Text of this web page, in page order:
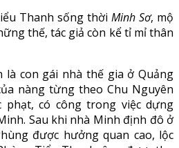
Thanh sống thời Minh Sơ, mộ
thế, tác giả còn kể tỉ mỉ thân
là con gái nhà thế gia ở Quảng
nàng từng theo Chu Nguyên
phạt, có công trong việc dựng
Sau khi nhà Minh định đô ở
được hưởng quan cao, lộc